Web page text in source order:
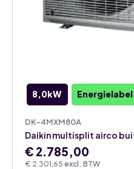
8,0kW
DK-4MXM80A
€ 2.301,65 excl. BTW
Daikin multisplit airco
€ 2.785,00